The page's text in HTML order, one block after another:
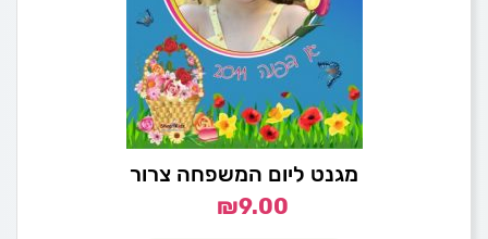
מגנט ליום המשפחה צרור
₪9.00